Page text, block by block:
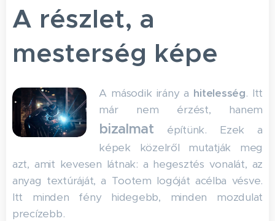
A részlet, a
mesterség képe
A második irány a hitelesség. Itt
már nem érzést, hanem
bizalmat építünk. Ezek a
képek közelről mutatják meg
azt, amit kevesen látnak: a hegesztés vonalát, az
anyag textúráját, a Tootem logóját acélba vésve.
Itt minden fény hidegebb, minden mozdulat
precízebb.